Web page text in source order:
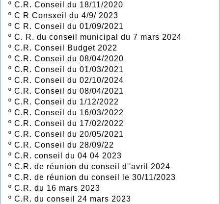
º C.R. Conseil du 18/11/2020
º C R Consxeil du 4/9/ 2023
º C R. Conseil du 01/09/2021
º C. R. du conseil municipal du 7 mars 2024
º C.R. Conseil Budget 2022
º C.R. Conseil du 08/04/2020
º C.R. Conseil du 01/03/2021
º C.R. Conseil du 02/10/2024
º C.R. Conseil du 08/04/2021
º C.R. Conseil du 1/12/2022
º C.R. Conseil du 16/03/2022
º C.R. Conseil du 17/02/2022
º C.R. Conseil du 20/05/2021
º C.R. Conseil du 28/09/22
º C.R. conseil du 04 04 2023
º C.R. de réunion du conseil d''avril 2024
º C.R. de réunion du conseil le 30/11/2023
º C.R. du 16 mars 2023
º C.R. du conseil 24 mars 2023